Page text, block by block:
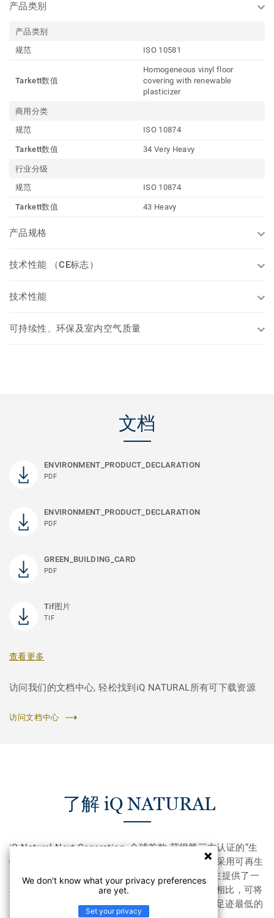
产品类别
产品类别
规范
ISO 10581
Tarkett数值
Homogeneous vinyl floor
covering with renewable
plasticizer
商用分类
规范
ISO 10874
Tarkett数值 34 Very Heavy
行业分级
规范
ISO 10874
Tarkett数值 43 Heavy
产品规格
技术性能 （CE标志）
技术性能
可持续性、环保及室内空气质量
文档
ENVIRONMENT_PRODUCT_DECLARATION
PDF
ENVIRONMENT_PRODUCT_DECLARATION
PDF
GREEN_BUILDING_CARD
PDF
Tif图片
TIF
查看更多
访问我们的文档中心, 轻松找到iQ NATURAL所有可下载资源
访问文档中心
了解 iQ NATURAL
iQ Natural Next Generation, 全球首款 获得第三方认证的“生
物特性”同质透心PVC地板，符合“质量平衡”原则，采用可再生
的生物质原料。iQ Natural为建筑师，设计师和业主提供了一
种全新的地板解决方案，与普通同质透心PVC地板相比，可将
温室气体排放量减少50％。 iQ Natural是市场上碳足迹最低的
We don't know what your privacy preferences
are yet.
Set your privacy